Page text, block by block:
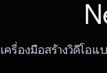
เครื่องมือสร้างวิดีโอ